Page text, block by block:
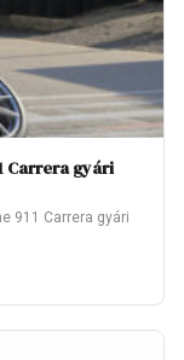
Carrera gyári
911 Carrera gyári